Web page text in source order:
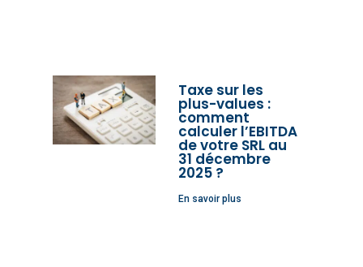
Taxe sur les
plus-values :
comment
calculer l’EBITDA
de votre SRL au
31 décembre
2025 ?
En savoir plus